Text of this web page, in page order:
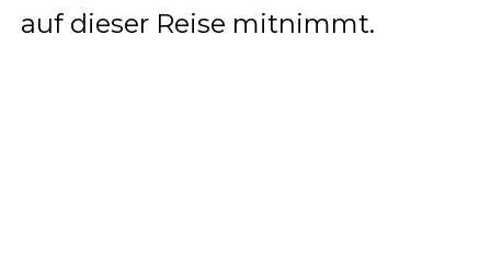
auf dieser Reise mitnimmt.